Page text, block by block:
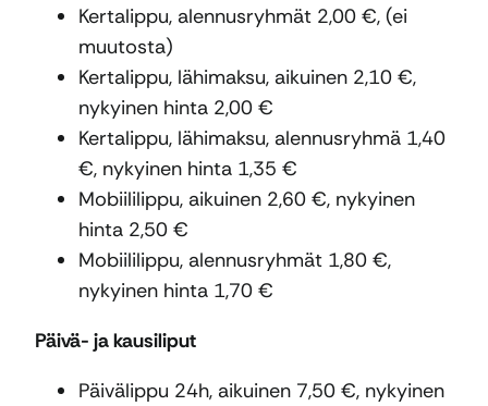
Kertalippu, alennusryhmät 2,00 €, (ei
muutosta)
Kertalippu, lähimaksu, aikuinen 2,10 €,
nykyinen hinta 2,00 €
Kertalippu, lähimaksu, alennusryhmä 1,40
€, nykyinen hinta 1,35 €
Mobiililippu, aikuinen 2,60 €, nykyinen
hinta 2,50 €
Mobiililippu, alennusryhmät 1,80 €,
nykyinen hinta 1,70 €
Päivä- ja kausiliput
Päivälippu 24h, aikuinen 7,50 €, nykyinen